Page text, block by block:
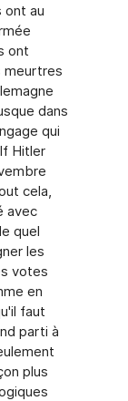
ont au
ont
meurtres
dans
qui
Hitler
cela,
avec
quel
les
votes
en
faut
parti à
plus